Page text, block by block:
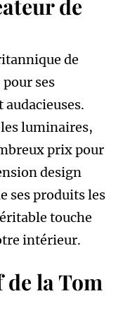
de
de
ses
luminaires,
prix pour
design
ses produits les
touche
intérieur.
la Tom